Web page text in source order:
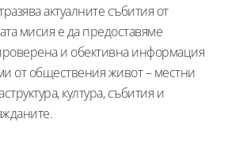
актуалните събития от
мисия е да предоставяме
и обективна информация
от обществения живот – местни
култура, събития и